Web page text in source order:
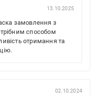
13.10.2025
замовлення з
способом
отримання та
02.10.2024